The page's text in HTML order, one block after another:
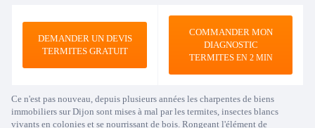
DEMANDER UN DEVIS
TERMITES GRATUIT
COMMANDER MON
DIAGNOSTIC
TERMITESEN 2 MIN
Ce n'est pas nouveau, depuis plusieurs années les charpentes de biens
immobiliers sur Dijon sont mises à mal par les termites, insectes blancs
vivants en colonies et se nourrissant de bois. Rongeant l'élément de